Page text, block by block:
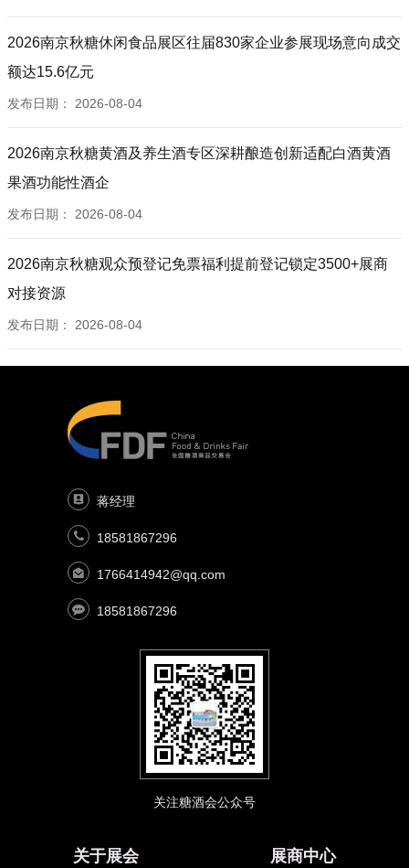
2026南京秋糖休闲食品展区往届830家企业参展现场意向成交
额达15.6亿元
发布日期： 2026-08-04
2026南京秋糖黄酒及养生酒专区深耕酿造创新适配白酒黄酒
果酒功能性酒企
发布日期： 2026-08-04
2026南京秋糖观众预登记免票福利提前登记锁定3500+展商
对接资源
发布日期： 2026-08-04
蒋经理
18581867296
1766414942@qq.com
18581867296
关注糖酒会公众号
关于展会 展商中心